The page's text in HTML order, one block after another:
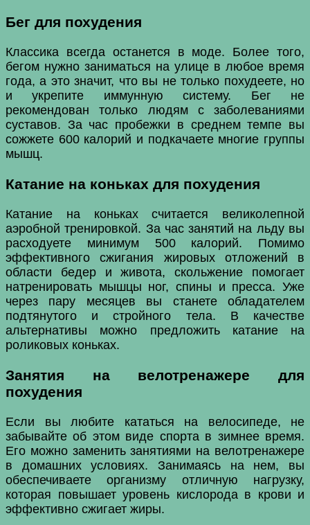
Бег для похудения
Классика всегда останется в моде. Более того,
бегом нужно заниматься на улице в любое время
года, а это значит, что вы не только похудеете, но
и укрепите иммунную систему. Бег не
рекомендован только людям с заболеваниями
суставов. За час пробежки в среднем темпе вы
сожжете 600 калорий и подкачаете многие группы
мышц.
Катание на коньках для похудения
Катание на коньках считается великолепной
аэробной тренировкой. За час занятий на льду вы
расходуете минимум 500 калорий. Помимо
эффективного сжигания жировых отложений в
области бедер и живота, скольжение помогает
натренировать мышцы ног, спины и пресса. Уже
через пару месяцев вы станете обладателем
подтянутого и стройного тела. В качестве
альтернативы можно предложить катание на
роликовых коньках.
Занятия на велотренажере для
похудения
Если вы любите кататься на велосипеде, не
забывайте об этом виде спорта в зимнее время.
Его можно заменить занятиями на велотренажере
в домашних условиях. Занимаясь на нем, вы
обеспечиваете организму отличную нагрузку,
которая повышает уровень кислорода в крови и
эффективно сжигает жиры.